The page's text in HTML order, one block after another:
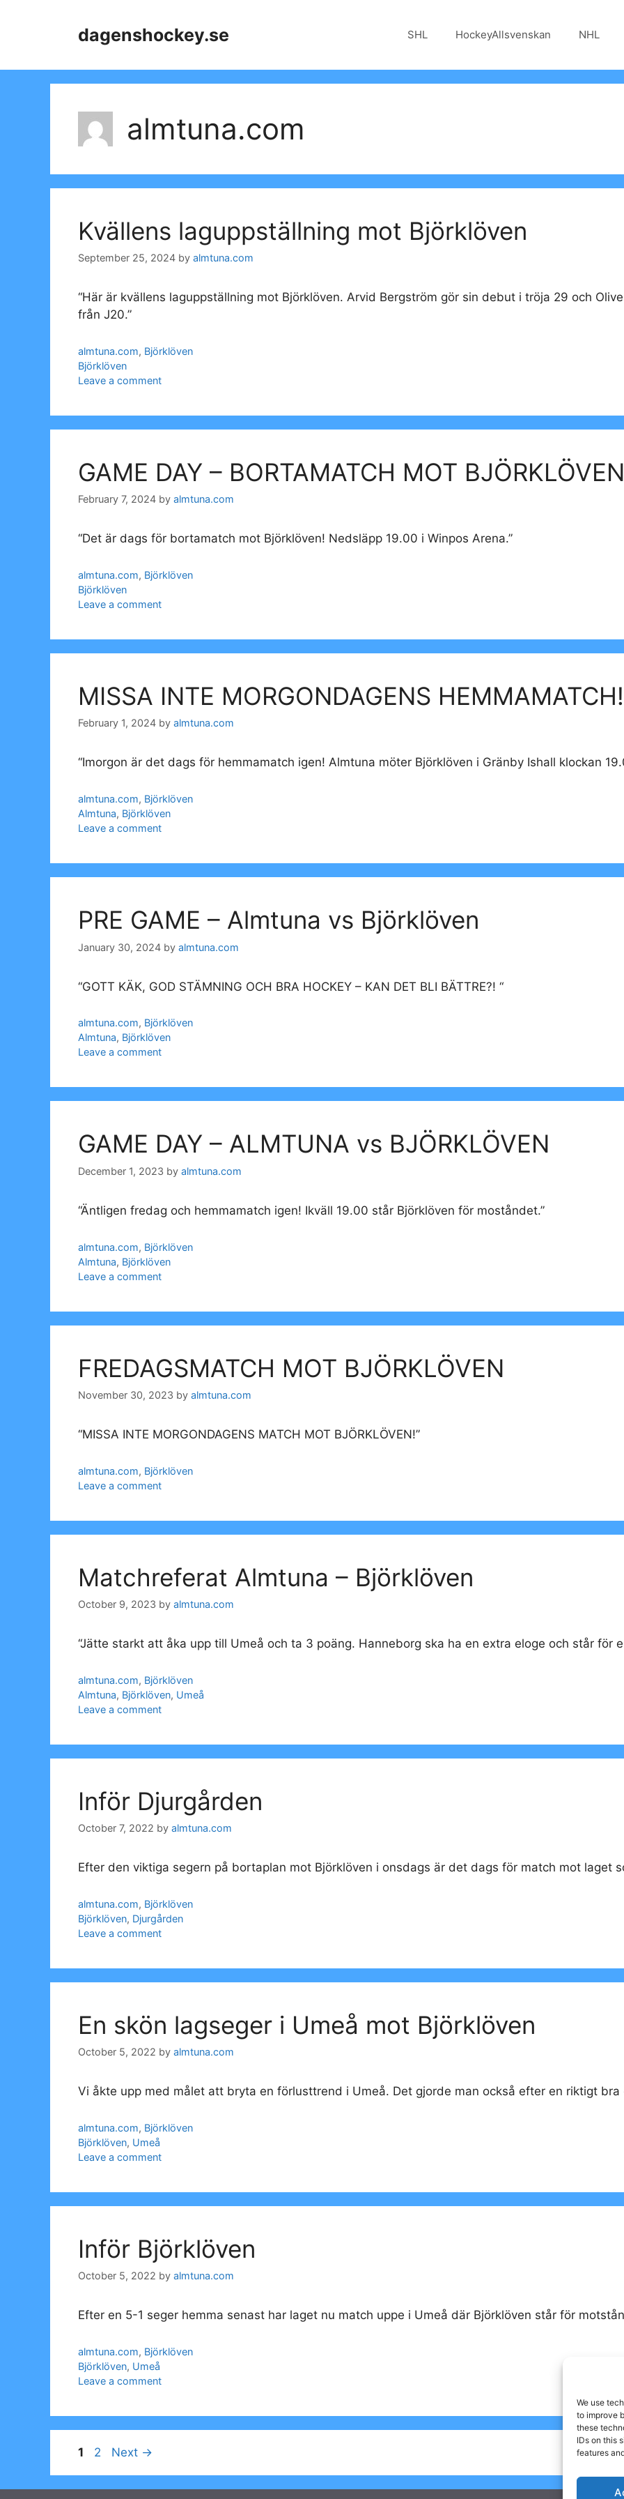
We use
to improve
these
IDs on this
features
dagenshockey.se SHL HockeyAllsvenskan NHL
almtuna.com
Kvällens laguppställning mot Björklöven
September 25, 2024 by almtuna.com
“Här är kvällens laguppställning mot Björklöven. Arvid Bergström gör sin debut i tröja 29 och
från J20.”
Categories
almtuna.com, Björklöven
Tags
Björklöven
Leave a comment
GAME DAY – BORTAMATCH MOT BJÖRKLÖVEN
February 7, 2024 by almtuna.com
“Det är dags för bortamatch mot Björklöven! Nedsläpp 19.00 i Winpos Arena.”
Categories
almtuna.com, Björklöven
Tags
Björklöven
Leave a comment
MISSA INTE MORGONDAGENS HEMMAMATCH!
February 1, 2024 by almtuna.com
“Imorgon är det dags för hemmamatch igen! Almtuna möter Björklöven i Gränby Ishall klockan
Categories
almtuna.com, Björklöven
Tags
Almtuna, Björklöven
Leave a comment
PRE GAME – Almtuna vs Björklöven
January 30, 2024 by almtuna.com
“GOTT KÄK, GOD STÄMNING OCH BRA HOCKEY – KAN DET BLI BÄTTRE?! “
Categories
almtuna.com, Björklöven
Tags
Almtuna, Björklöven
Leave a comment
GAME DAY – ALMTUNA vs BJÖRKLÖVEN
December 1, 2023 by almtuna.com
“Äntligen fredag och hemmamatch igen! Ikväll 19.00 står Björklöven för moståndet.”
Categories
almtuna.com, Björklöven
Tags
Almtuna, Björklöven
Leave a comment
FREDAGSMATCH MOT BJÖRKLÖVEN
November 30, 2023 by almtuna.com
“MISSA INTE MORGONDAGENS MATCH MOT BJÖRKLÖVEN!”
Categories
almtuna.com, Björklöven
Leave a comment
Matchreferat Almtuna – Björklöven
October 9, 2023 by almtuna.com
“Jätte starkt att åka upp till Umeå och ta 3 poäng. Hanneborg ska ha en extra eloge och står för
Categories
almtuna.com, Björklöven
Tags
Almtuna, Björklöven, Umeå
Leave a comment
Inför Djurgården
October 7, 2022 by almtuna.com
Efter den viktiga segern på bortaplan mot Björklöven i onsdags är det dags för match mot laget
Categories
almtuna.com, Björklöven
Tags
Björklöven, Djurgården
Leave a comment
En skön lagseger i Umeå mot Björklöven
October 5, 2022 by almtuna.com
Vi åkte upp med målet att bryta en förlusttrend i Umeå. Det gjorde man också efter en riktigt bra
Categories
almtuna.com, Björklöven
Tags
Björklöven, Umeå
Leave a comment
Inför Björklöven
October 5, 2022 by almtuna.com
Efter en 5-1 seger hemma senast har laget nu match uppe i Umeå där Björklöven står för
Categories
almtuna.com, Björklöven
Tags
Björklöven, Umeå
Leave a comment
Page
1 Page
2 Next →